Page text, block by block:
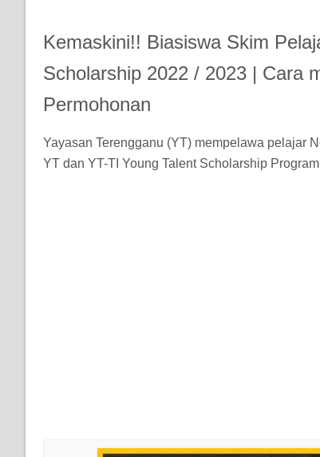
Kemaskini!! Biasiswa Skim
Scholarship 2022 / 2023 | Cara
Permohonan
Yayasan Terengganu (YT) mempelawa pelajar
YT dan YT-TI Young Talent Scholarship